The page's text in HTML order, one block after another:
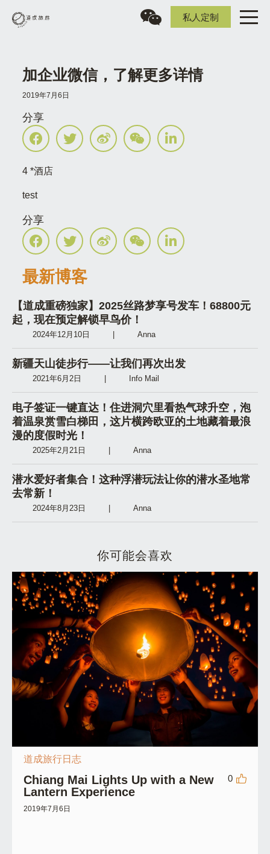
私人定制
加企业微信，了解更多详情
2019年7月6日
分享
4 *酒店
test
分享
最新博客
【道成重磅独家】2025丝路梦享号发车！68800元
起，现在预定解锁早鸟价！
2024年12月10日 Anna
新疆天山徒步行——让我们再次出发
2021年6月2日 Info Mail
电子签证一键直达！住进洞穴里看热气球升空，泡
着温泉赏雪白梯田，这片横跨欧亚的土地藏着最浪
漫的度假时光！
2025年2月21日 Anna
潜水爱好者集合！这种浮潜玩法让你的潜水圣地常
去常新！
2024年8月23日 Anna
你可能会喜欢
道成旅行日志
Chiang Mai Lights Up with a New
Lantern Experience
0
2019年7月6日